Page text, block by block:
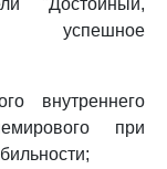
"Достойный,
внутреннего
при